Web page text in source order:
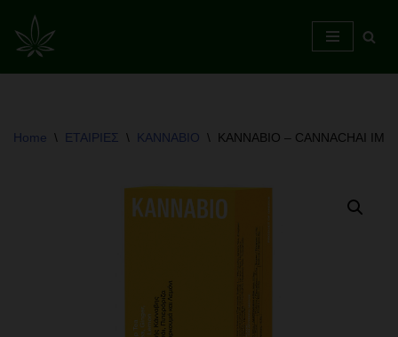
Skip
Home \ ΕΤΑΙΡΙΕΣ \ KANNABIO \ KANNABIO – CANNACHAI